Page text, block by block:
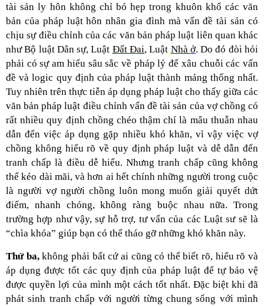
tài sản ly hôn không chỉ bó hẹp trong khuôn khổ các văn
bản của pháp luật hôn nhân gia đình mà vấn đề tài sản có
chịu sự điều chỉnh của các văn bản pháp luật liên quan khác
như Bộ luật Dân sự, Luật Đất Đai, Luật Nhà ở. Do đó đòi hỏi
phải có sự am hiểu sâu sắc về pháp lý để xâu chuỗi các vấn
đề và logic quy định của pháp luật thành mảng thống nhất.
Tuy nhiên trên thực tiễn áp dụng pháp luật cho thấy giữa các
văn bản pháp luật điều chỉnh vấn đề tài sản của vợ chồng có
rất nhiều quy định chồng chéo thậm chí là mâu thuẫn nhau
dẫn đến việc áp dụng gặp nhiều khó khăn, vì vậy việc vợ
chồng không hiểu rõ về quy định pháp luật và dễ dẫn đến
tranh chấp là điều dễ hiểu. Nhưng tranh chấp cũng không
thể kéo dài mãi, và hơn ai hết chính những người trong cuộc
là người vợ người chồng luôn mong muốn giải quyết dứt
điểm, nhanh chóng, không ràng buộc nhau nữa. Trong
trường hợp như vậy, sự hỗ trợ, tư vấn của các Luật sư sẽ là
“chìa khóa” giúp bạn có thể tháo gỡ những khó khăn này.
Thứ ba,không phải bất cứ ai cũng có thể biết rõ, hiểu rõ và
áp dụng được tốt các quy định của pháp luật để tự bảo vệ
được quyền lợi của mình một cách tốt nhất. Đặc biệt khi đã
phát sinh tranh chấp với người từng chung sống với mình